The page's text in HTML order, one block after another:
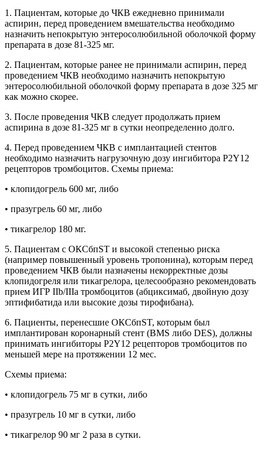
1. Пациентам, которые до ЧКВ ежедневно принимали
аспирин, перед проведением вмешательства необходимо
назначить непокрытую энтеросолюбильной оболочкой форму
препарата в дозе 81-325 мг.
2. Пациентам, которые ранее не принимали аспирин, перед
проведением ЧКВ необходимо назначить непокрытую
энтеросолюбильной оболочкой форму препарата в дозе 325 мг
как можно скорее.
3. После проведения ЧКВ следует продолжать прием
аспирина в дозе 81-325 мг в сутки неопределенно долго.
4. Перед проведением ЧКВ с имплантацией стентов
необходимо назначить нагрузочную дозу ингибитора P2Y12
рецепторов тромбоцитов. Схемы приема:
• клопидогрель 600 мг, либо
• празугрель 60 мг, либо
• тикагрелор 180 мг.
5. Пациентам с ОКСбпST и высокой степенью риска
(например повышенный уровень тропонина), которым перед
проведением ЧКВ были назначены некорректные дозы
клопидогреля или тикагрелора, целесообразно рекомендовать
прием ИГР IIb/IIIa тромбоцитов (абциксимаб, двойную дозу
эптифибатида или высокие дозы тирофибана).
6. Пациенты, перенесшие ОКСбпST, которым был
имплантирован коронарный стент (BMS либо DES), должны
принимать ингибиторы P2Y12 рецепторов тромбоцитов по
меньшей мере на протяжении 12 мес.
Схемы приема:
• клопидогрель 75 мг в сутки, либо
• празугрель 10 мг в сутки, либо
• тикагрелор 90 мг 2 раза в сутки.